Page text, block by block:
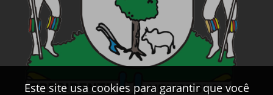
Este site usa cookies para garantir que você